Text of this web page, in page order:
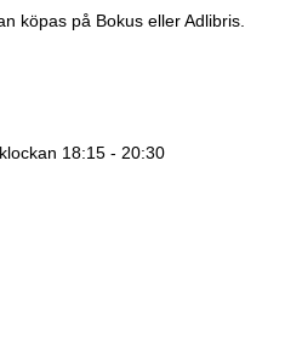
köpas på Bokus eller Adlibris.
18:15 - 20:30